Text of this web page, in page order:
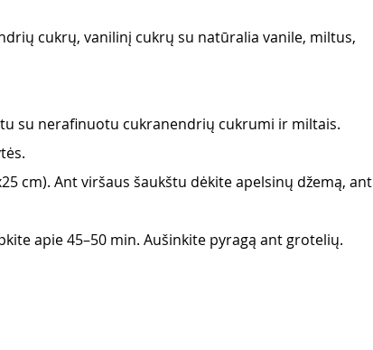
cukrų, vanilinį cukrų su natūralia vanile, miltus,
su nerafinuotu cukranendrių cukrumi ir miltais.
cm). Ant viršaus šaukštu dėkite apelsinų džemą, ant
apie 45–50 min. Aušinkite pyragą ant grotelių.